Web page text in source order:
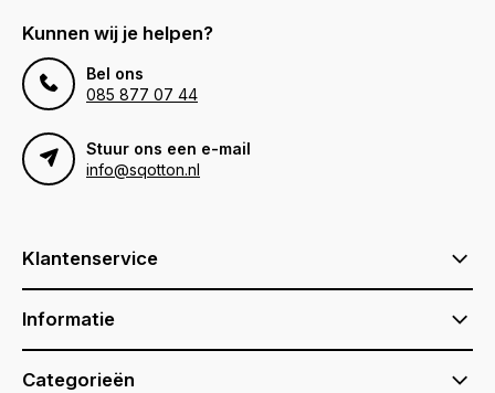
Kunnen wij je helpen?
Bel ons
085 877 07 44
Stuur ons een e-mail
info@sqotton.nl
Klantenservice
Informatie
Categorieën